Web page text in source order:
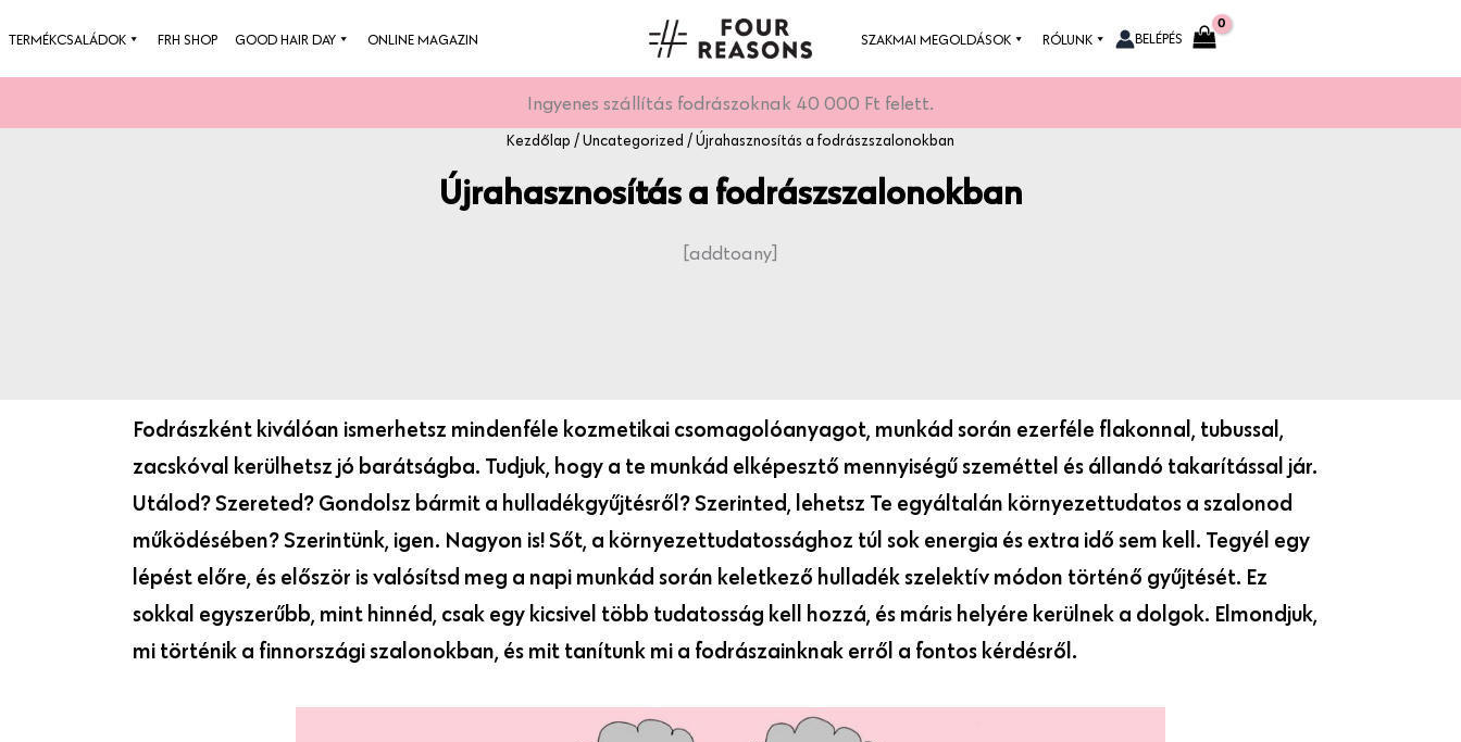
to
content
TERMÉKCSALÁDOK FRH SHOP GOOD HAIR DAY ONLINE MAGAZIN SZAKMAI MEGOLDÁSOK RÓLUNK BELÉPÉS
Ingyenes szállítás fodrászoknak 40 000 Ft felett.
Kezdőlap /Uncategorized / Újrahasznosítás a fodrászszalonokban
Újrahasznosítás a fodrászszalonokban
[addtoany]
Fodrászként kiválóan ismerhetsz mindenféle kozmetikai csomagolóanyagot, munkád során ezerféle flakonnal, tubussal,
zacskóval kerülhetsz jó barátságba. Tudjuk, hogy a te munkád elképesztő mennyiségű szeméttel és állandó takarítással jár.
Utálod? Szereted? Gondolsz bármit a hulladékgyűjtésről? Szerinted, lehetsz Te egyáltalán környezettudatos a szalonod
működésében? Szerintünk, igen. Nagyon is! Sőt, a környezettudatossághoz túl sok energia és extra idő sem kell. Tegyél egy
lépést előre, és először is valósítsd meg a napi munkád során keletkező hulladék szelektív módon történő gyűjtését. Ez
sokkal egyszerűbb, mint hinnéd, csak egy kicsivel több tudatosság kell hozzá, és máris helyére kerülnek a dolgok. Elmondjuk,
mi történik a finnországi szalonokban, és mit tanítunk mi a fodrászainknak erről a fontos kérdésről.